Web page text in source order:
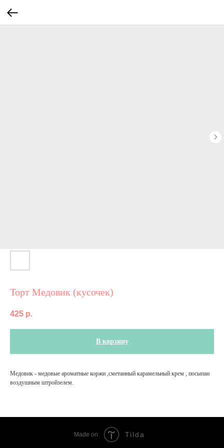
Торт Медовик (кусочек)
425 р.
В корзину
Медовик - медовые ароматные коржи ,сметанный карамельный крем , посыпан
воздушным штройзелем.
Made on Tilda